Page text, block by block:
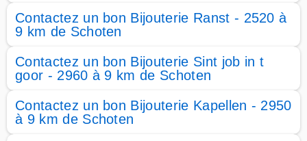
Contactez un bon Bijouterie Ranst - 2520 à
9 km de Schoten
Contactez un bon Bijouterie Sint job in t
goor - 2960 à 9 km de Schoten
Contactez un bon Bijouterie Kapellen - 2950
à 9 km de Schoten